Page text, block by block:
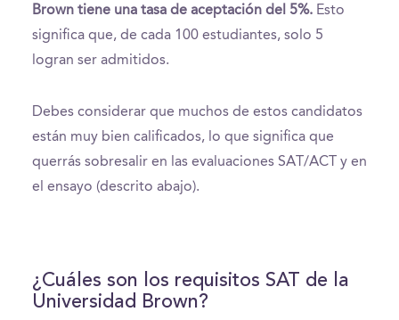
Brown tiene una tasa de aceptación del 5%. Esto
significa que, de cada 100 estudiantes, solo 5
logran ser admitidos.
Debes considerar que muchos de estos candidatos
están muy bien calificados, lo que significa que
querrás sobresalir en las evaluaciones SAT/ACT y en
el ensayo (descrito abajo).
¿Cuáles son los requisitos SAT de la
Universidad Brown?